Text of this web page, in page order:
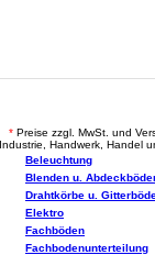
* Preise zzgl. MwSt. und
Handwerk, Handel
Beleuchtung
Blenden u.
Drahtkörbe u.
Elektro
Fachböden
Fachbodenunterteilung